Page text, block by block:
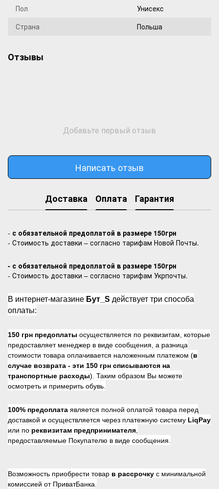
Пол
Унисекс
Страна
Польша
Отзывы
Добавьте первый отзыв
Написать отзыв
Доставка Оплата Гарантия
- с обязательной предоплатой в размере 150грн
- Стоимость доставки – согласно тарифам Новой Почты.
- с обязательной предоплатой в размере 150грн
- Стоимость доставки – согласно тарифам Укрпочты.
В интернет-магазине Бут_S действует три способа
оплаты:
150 грн предоплаты осуществляется по реквизитам, которые
предоставляет менеджер в виде сообщения, а разница
стоимости товара оплачивается наложенным платежом (в
случае возврата - эти 150 грн списываются на
транспортные расходы). Таким образом Вы можете
осмотреть и примерить обувь.
100% предоплата является полной оплатой товара перед
доставкой и осуществляется через платежную систему LiqPay
или по реквизитам предпринимателя
предоставляемые Покупателю в виде сообщения.
Возможность приобрести товар в рассрочку с минимальной
комиссией от ПриватБанка.